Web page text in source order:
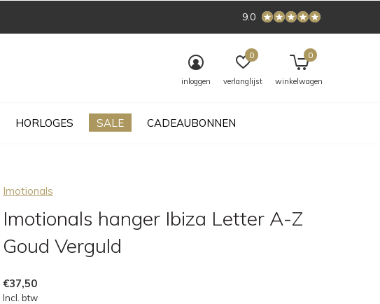
HORLOGES SALE CADEAUBONNEN
inloggen verlanglijst
0
winkelwagen
0
9.0
Imotionals
Imotionals hanger Ibiza Letter A-Z
Goud Verguld
€37,50
Incl. btw